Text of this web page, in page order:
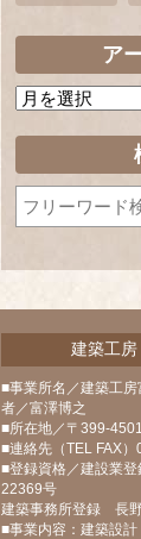
ア
ア
イ
ブ
建築工
■事業所名／建築工
者／富澤博之
■所在地／〒399-
■連絡先（TEL FAX
■登録資格／建設業
22369号
建築事務所登録 長
■事業内容：建築設